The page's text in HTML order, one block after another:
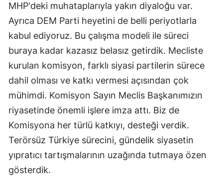
MHP'deki muhataplarıyla yakın diyaloğu var.
Ayrıca DEM Parti heyetini de belli periyotlarla
kabul ediyoruz. Bu çalışma modeli ile süreci
buraya kadar kazasız belasız getirdik. Mecliste
kurulan komisyon, farklı siyasi partilerin sürece
dahil olması ve katkı vermesi açısından çok
mühimdi. Komisyon Sayın Meclis Başkanımızın
riyasetinde önemli işlere imza attı. Biz de
Komisyona her türlü katkıyı, desteği verdik.
Terörsüz Türkiye sürecini, gündelik siyasetin
yıpratıcı tartışmalarının uzağında tutmaya özen
gösterdik.